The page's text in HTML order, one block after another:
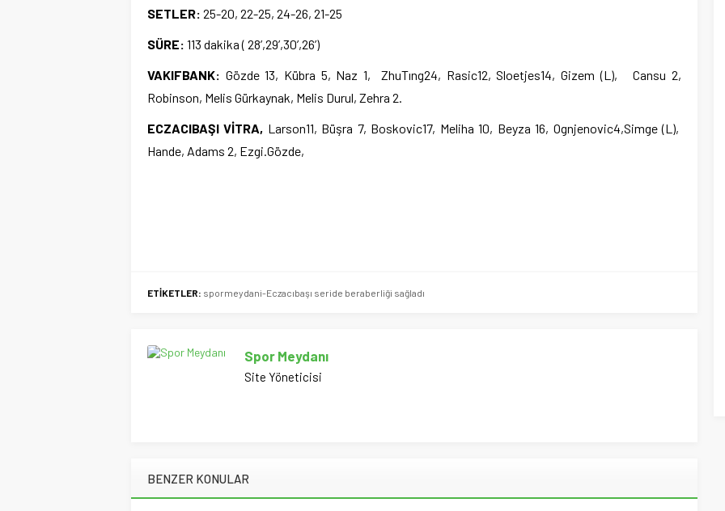
SETLER: 25-20, 22-25, 24-26, 21-25
SÜRE: 113 dakika ( 28’,29’,30’,26’)
VAKIFBANK: Gözde 13, Kübra 5, Naz 1, ZhuTıng24, Rasic12, Sloetjes14, Gizem (L), Cansu 2,
Robinson, Melis Gürkaynak, Melis Durul, Zehra 2.
ECZACIBAŞI VİTRA, Larson11, Büşra 7, Boskovic17, Meliha 10, Beyza 16, Ognjenovic4,Simge (L),
Hande, Adams 2, Ezgi.Gözde,
ETİKETLER: spormeydani-Eczacıbaşı seride beraberliği sağladı
Spor Meydanı
Site Yöneticisi
BENZER KONULAR